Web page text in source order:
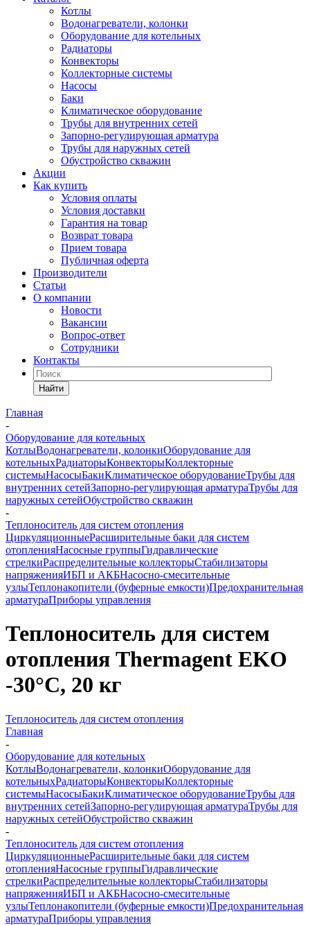
Котлы
Водонагреватели, колонки
Оборудование для котельных
Радиаторы
Конвекторы
Коллекторные системы
Насосы
Баки
Климатическое оборудование
Трубы для внутренних сетей
Запорно-регулирующая арматура
Трубы для наружных сетей
Обустройство скважин
Акции
Как купить
Условия оплаты
Условия доставки
Гарантия на товар
Возврат товара
Прием товара
Публичная оферта
Производители
Статьи
О компании
Новости
Вакансии
Вопрос-ответ
Сотрудники
Контакты
Найти
Главная
-
Оборудование для котельных
КотлыВодонагреватели, колонкиОборудование для
котельныхРадиаторыКонвекторыКоллекторные
системыНасосыБакиКлиматическое оборудованиеТрубы для
внутренних сетейЗапорно-регулирующая арматураТрубы для
наружных сетейОбустройство скважин
-
Теплоноситель для систем отопления
ЦиркуляционныеРасширительные баки для систем
отопленияНасосные группыГидравлические
стрелкиРаспределительные коллекторыСтабилизаторы
напряженияИБП и АКБНасосно-смесительные
узлыТеплонакопители (буферные емкости)Предохранительная
арматураПриборы управления
Теплоноситель для систем
отопления Thermagent EKO
-30°C, 20 кг
Теплоноситель для систем отопления
Главная
-
Оборудование для котельных
КотлыВодонагреватели, колонкиОборудование для
котельныхРадиаторыКонвекторыКоллекторные
системыНасосыБакиКлиматическое оборудованиеТрубы для
внутренних сетейЗапорно-регулирующая арматураТрубы для
наружных сетейОбустройство скважин
-
Теплоноситель для систем отопления
ЦиркуляционныеРасширительные баки для систем
отопленияНасосные группыГидравлические
стрелкиРаспределительные коллекторыСтабилизаторы
напряженияИБП и АКБНасосно-смесительные
узлыТеплонакопители (буферные емкости)Предохранительная
арматураПриборы управления